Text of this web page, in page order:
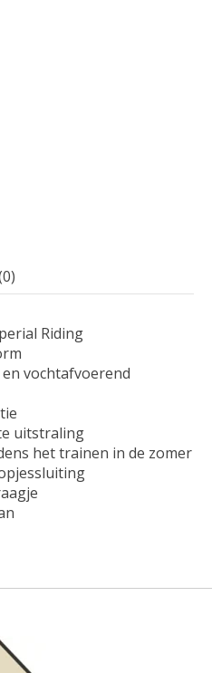
is
Riding
vochtafvoerend
uitstraling
het trainen in de zomer